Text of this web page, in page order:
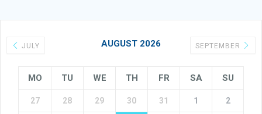
JULY AUGUST 2026 SEPTEMBER
MO TU WE TH FR SA SU
27 28 29 30 31 1 2